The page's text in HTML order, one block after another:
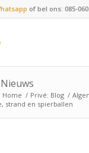
of bel ons: 085-
Home / Privé: Blog /
strand en spierballen